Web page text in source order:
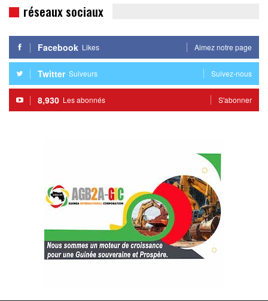
réseaux sociaux
Facebook Likes Aimez notre page
Twitter Suiveurs Suivez-nous
8,930 Les abonnés S'abonner